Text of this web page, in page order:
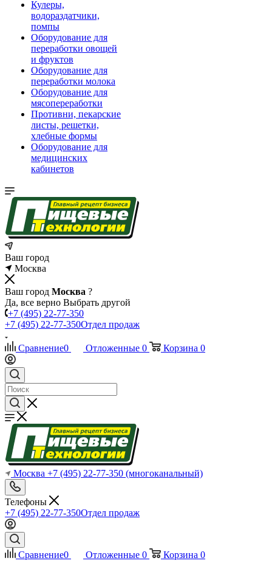
Кулеры,
водораздатчики,
помпы
Оборудование для
переработки овощей
и фруктов
Оборудование для
переработки молока
Оборудование для
мясопереработки
Противни, пекарские
листы, решетки,
хлебные формы
Оборудование для
медицинских
кабинетов
Ваш город
Москва
Ваш город Москва ?
Да, все верно Выбрать другой
+7 (495) 22-77-350
+7 (495) 22-77-350Отдел продаж
Сравнение0 Отложенные 0 Корзина 0
Москва +7 (495) 22-77-350 (многоканальный)
Телефоны
+7 (495) 22-77-350Отдел продаж
Сравнение0 Отложенные 0 Корзина 0